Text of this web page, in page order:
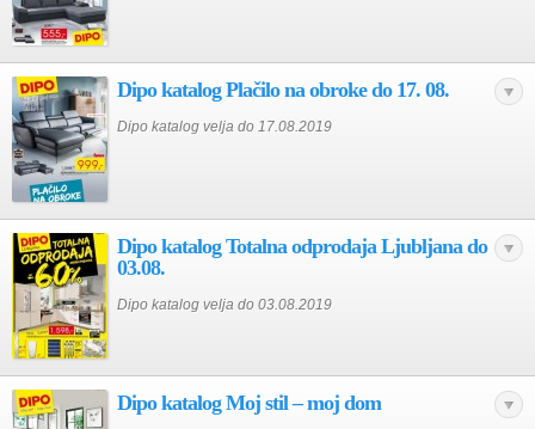
Dipo katalog Plačilo na obroke do 17. 08.
Dipo katalog velja do 17.08.2019
Dipo katalog Totalna odprodaja Ljubljana do
03.08.
Dipo katalog velja do 03.08.2019
Dipo katalog Moj stil – moj dom